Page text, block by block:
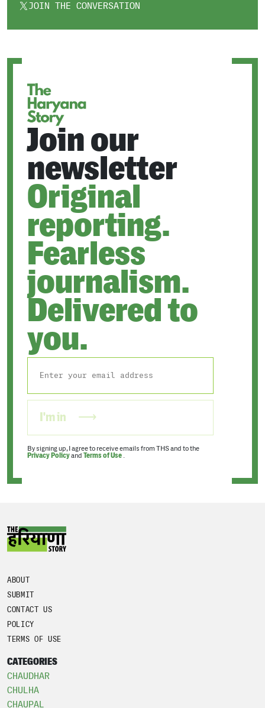
JOIN THE CONVERSATION
OPENS
Join our
newsletter
Original
reporting.
Fearless
journalism.
Delivered to
you.
I'm in
By signing up, I agree to receive emails from THS and to the
Privacy Policyand Terms of Use .
ABOUT
SUBMIT
CONTACT US
POLICY
TERMS OF USE
CATEGORIES
CHAUDHAR
CHULHA
CHAUPAL